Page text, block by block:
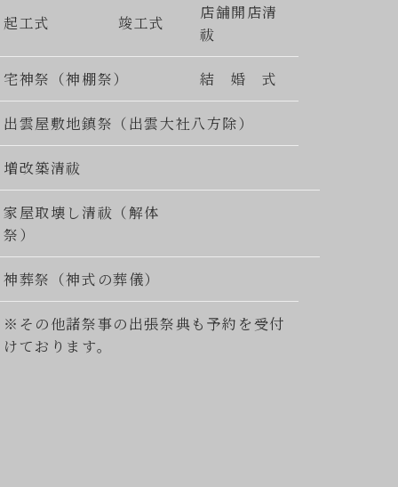
起工式 竣工式
店舗開店清
祓
宅神祭（神棚祭） 結 婚 式
出雲屋敷地鎮祭（出雲大社八方除）
増改築清祓
家屋取壊し清祓（解体
祭）
神葬祭（神式の葬儀）
※その他諸祭事の出張祭典も予約を受付
けております。